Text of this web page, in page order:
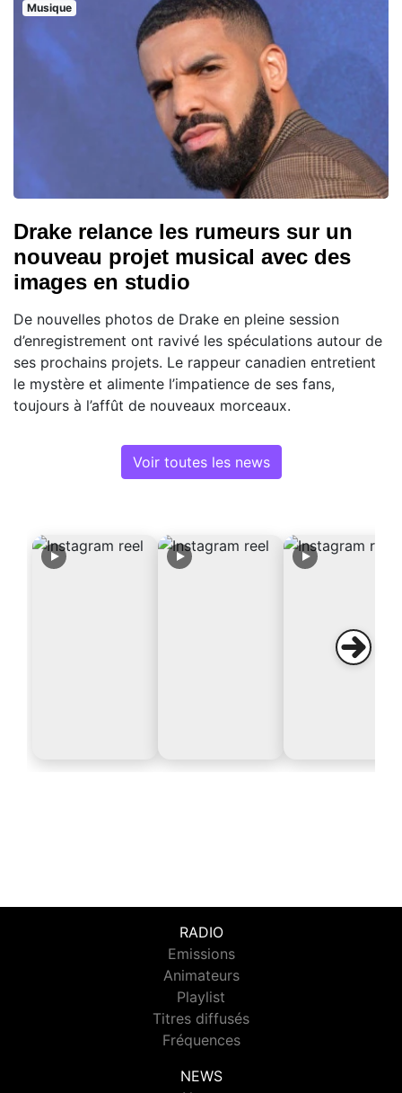
Musique
Drake relance les rumeurs sur un
nouveau projet musical avec des
images en studio
De nouvelles photos de Drake en pleine session
d’enregistrement ont ravivé les spéculations autour de
ses prochains projets. Le rappeur canadien entretient
le mystère et alimente l’impatience de ses fans,
toujours à l’affût de nouveaux morceaux.
Voir toutes les news
RADIO
Emissions
Animateurs
Playlist
Titres diffusés
Fréquences
NEWS